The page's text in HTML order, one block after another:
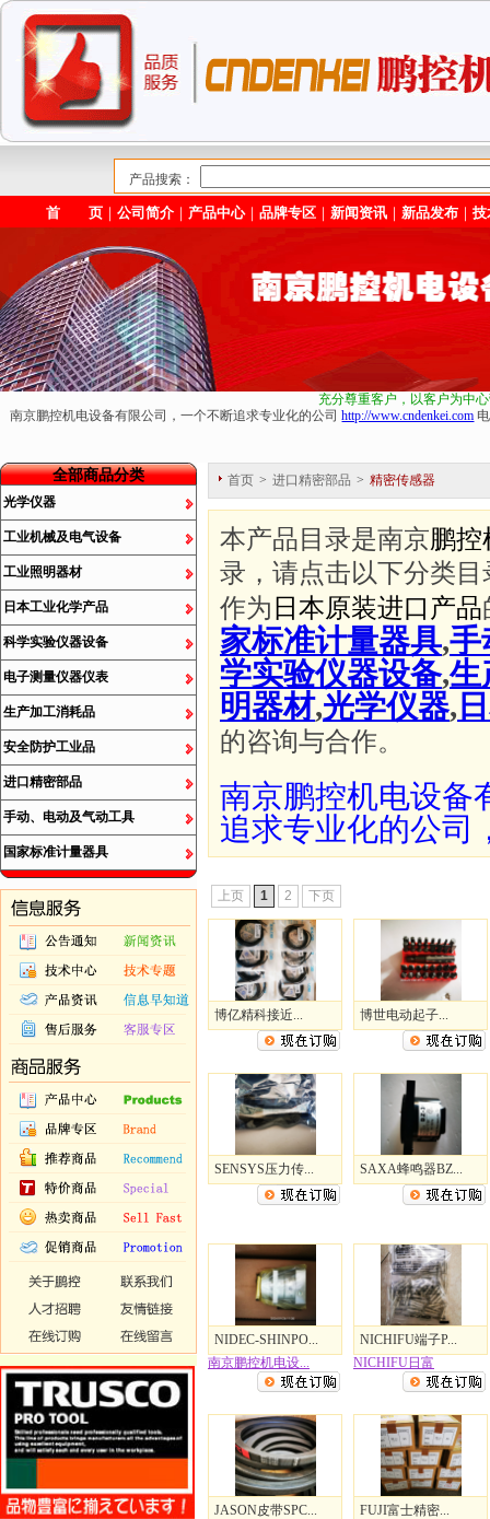
产品搜索：
首 页 ｜公司简介 ｜ 产品中心｜品牌专区 ｜新闻资讯 ｜新品发布 ｜技
充分尊重客户，以客户为中
南京鹏控机电设备有限公司，一个不断追求专业化的公司http://www.cndenkei.com
全部商品分类
光学仪器
工业机械及电气设备
工业照明器材
日本工业化学产品
科学实验仪器设备
电子测量仪器仪表
生产加工消耗品
安全防护工业品
进口精密部品
手动、电动及气动工具
国家标准计量器具
首页 > 进口精密部品 > 精密传感器
本产品目录是南京鹏
录，请点击以下分类
作为 日本原装进口产品
家标准计量器具,手
学实验仪器设备,生
明器材,光学仪器,
的咨询与合作。
南京鹏控机电设备
追求专业化的公司
上页 1 2 下页
博亿精科接近... 博世电动起子...
SENSYS压力传... SAXA蜂鸣器BZ...
NIDEC-SHINPO...
南京鹏控机电设...
NICHIFU端子P...
NICHIFU日富
JASON皮带SPC...
FUJI富士精密...